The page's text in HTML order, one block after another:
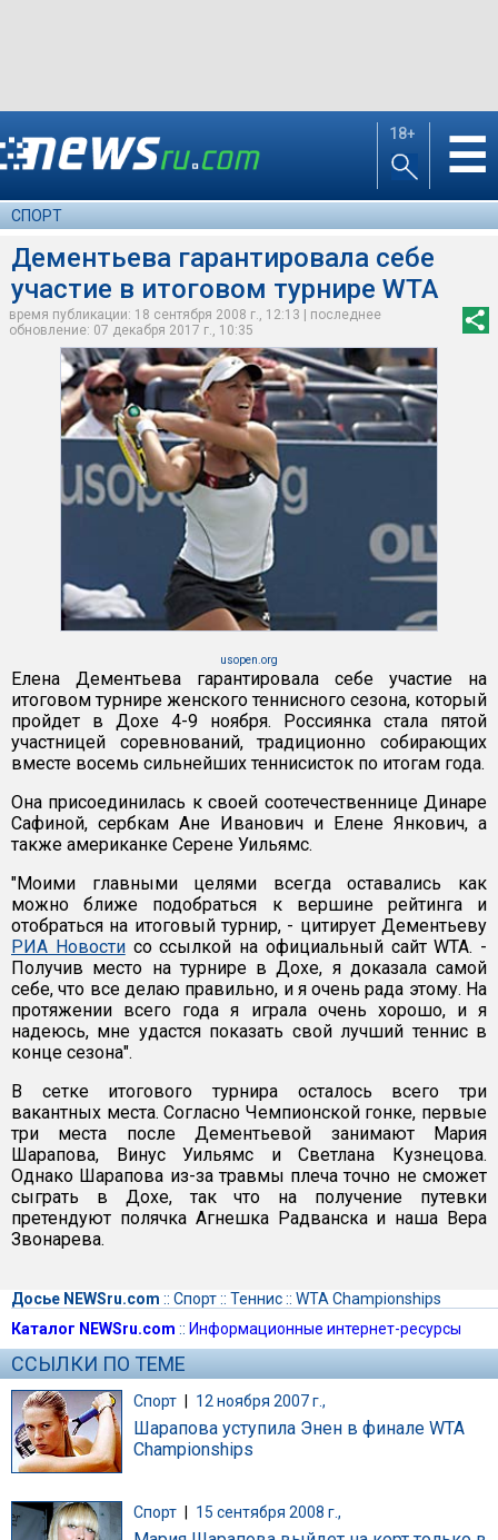
18+ ☰
СПОРТ
Дементьева гарантировала себе
участие в итоговом турнире WTA
время публикации: 18 сентября 2008 г., 12:13 | последнее
обновление: 07 декабря 2017 г., 10:35
usopen.org
Елена Дементьева гарантировала себе участие на
итоговом турнире женского теннисного сезона, который
пройдет в Дохе 4-9 ноября. Россиянка стала пятой
участницей соревнований, традиционно собирающих
вместе восемь сильнейших теннисисток по итогам года.
Она присоединилась к своей соотечественнице Динаре
Сафиной, сербкам Ане Иванович и Елене Янкович, а
также американке Серене Уильямс.
"Моими главными целями всегда оставались как
можно ближе подобраться к вершине рейтинга и
отобраться на итоговый турнир, - цитирует Дементьеву
РИА Новостисо ссылкой на официальный сайт WTA. -
Получив место на турнире в Дохе, я доказала самой
себе, что все делаю правильно, и я очень рада этому. На
протяжении всего года я играла очень хорошо, и я
надеюсь, мне удастся показать свой лучший теннис в
конце сезона".
В сетке итогового турнира осталось всего три
вакантных места. Согласно Чемпионской гонке, первые
три места после Дементьевой занимают Мария
Шарапова, Винус Уильямс и Светлана Кузнецова.
Однако Шарапова из-за травмы плеча точно не сможет
сыграть в Дохе, так что на получение путевки
претендуют полячка Агнешка Радванска и наша Вера
Звонарева.
Досье NEWSru.com :: Спорт:: Теннис:: WTA Championships
Каталог NEWSru.com :: Информационные интернет-ресурсы
ССЫЛКИ ПО ТЕМЕ
Спорт | 12 ноября 2007 г.,
Шарапова уступила Энен в финале WTA
Championships
Спорт 15 сентября 2008 г.,